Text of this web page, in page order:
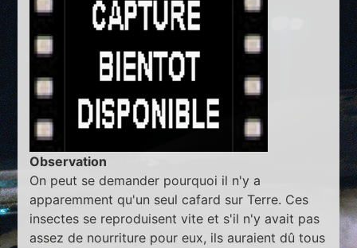
Observation
On peut se demander pourquoi il n'y a
apparemment qu'un seul cafard sur Terre. Ces
insectes se reproduisent vite et s'il n'y avait pas
assez de nourriture pour eux, ils auraient dû tous